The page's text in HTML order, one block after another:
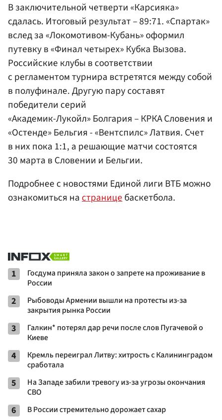
В заключительной четверти «Карсияка»
сдалась. Итоговый результат – 89:71. «Спартак»
вслед за «Локомотивом-Кубань» оформил
путевку в «Финал четырех» Кубка Вызова.
Российские клубы в соответствии
с регламентом турнира встретятся между собой
в полуфинале. Другую пару составят
победители серий
«Академик-Лукойл» Болгария – КРКА Словения и
«Остенде» Бельгия - «Вентспилс» Латвия. Счет
в них пока 1:1, а решающие матчи состоятся
30 марта в Словении и Бельгии.
Подробнее с новостями Единой лиги ВТБ можно
ознакомиться настраницебаскетбола.
1
Госдума приняла закон о запрете на проживание в
России
2
Рыбоводы Армении вышли на протесты из-за
закрытия рынка России
3
Галкин* потерял дар речи после слов Пугачевой о
Киеве
4
Кремль переиграл Литву: хитрость с Калининградом
сработала
5
На Западе забили тревогу из-за угрозы окончания
СВО
6 В России стремительно дорожает сахар